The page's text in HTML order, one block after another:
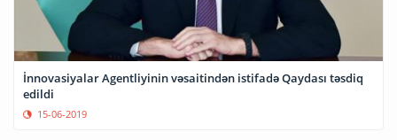
İnnovasiyalar Agentliyinin vəsaitindən istifadə Qaydası təsdiq
edildi
15-06-2019